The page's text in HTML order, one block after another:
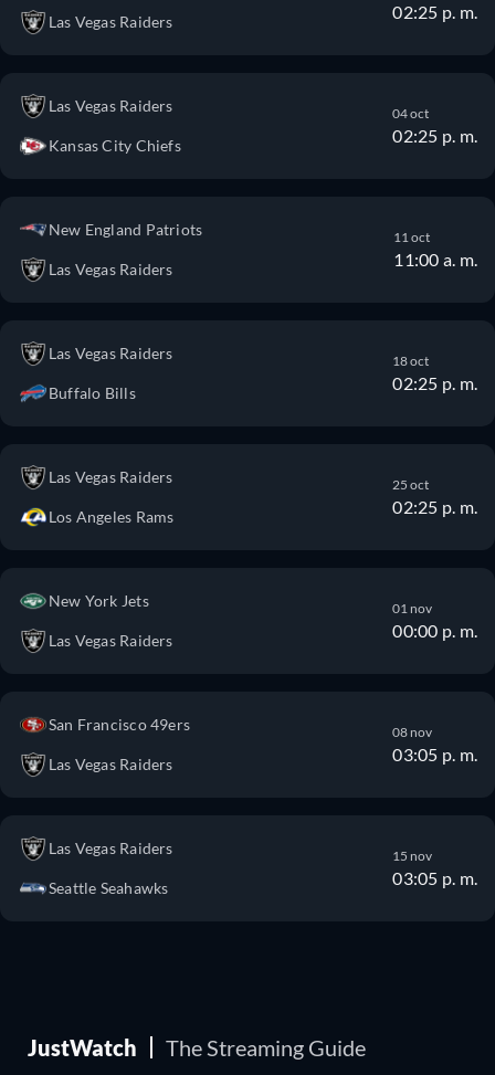
Las Vegas Raiders 02:25 p. m.
Las Vegas Raiders
Kansas City Chiefs
04 oct
02:25 p. m.
New England Patriots
Las Vegas Raiders
11 oct
11:00 a. m.
Las Vegas Raiders
Buffalo Bills
18 oct
02:25 p. m.
Las Vegas Raiders
Los Angeles Rams
25 oct
02:25 p. m.
New York Jets
Las Vegas Raiders
01 nov
00:00 p. m.
San Francisco 49ers
Las Vegas Raiders
08 nov
03:05 p. m.
Las Vegas Raiders
Seattle Seahawks
15 nov
03:05 p. m.
JustWatch The Streaming Guide